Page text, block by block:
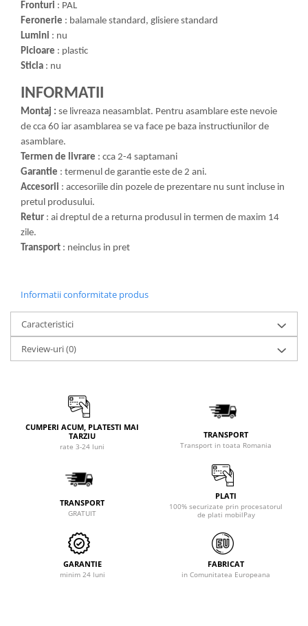
Fronturi : PAL
Feronerie : balamale standard, glisiere standard
Lumini : nu
Picioare : plastic
Sticla : nu
INFORMATII
Montaj : se livreaza neasamblat. Pentru asamblare este nevoie
de cca 60 iar asamblarea se va face pe baza instructiunilor de
asamblare.
Termen de livrare : cca 2-4 saptamani
Garantie : termenul de garantie este de 2 ani.
Accesorii : accesoriile din pozele de prezentare nu sunt incluse in
pretul produsului.
Retur : ai dreptul de a returna produsul in termen de maxim 14
zile.
Transport : neinclus in pret
Informatii conformitate produs
Caracteristici
Review-uri(0)
CUMPERI ACUM, PLATESTI MAI
TARZIU
rate 3-24 luni
TRANSPORT
Transport in toata Romania
TRANSPORT
GRATUIT
PLATI
100% securizate prin procesatorul
de plati mobilPay
GARANTIE
minim 24 luni
FABRICAT
in Comunitatea Europeana